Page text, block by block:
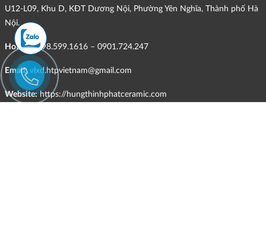
U12-L09, Khu D, KĐT Dương Nội, Phường Yên Nghĩa, Thành phố Hà
Nội.
Hotline:098.599.1616 – 0901.724.247
Email: vlxd.htpvietnam@gmail.com
Website: https://hungthinhphatceramic.com